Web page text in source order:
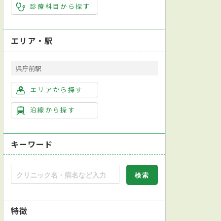
診療科目から探す
エリア・駅
県庁前駅
エリアから探す
沿線から探す
キーワード
特徴